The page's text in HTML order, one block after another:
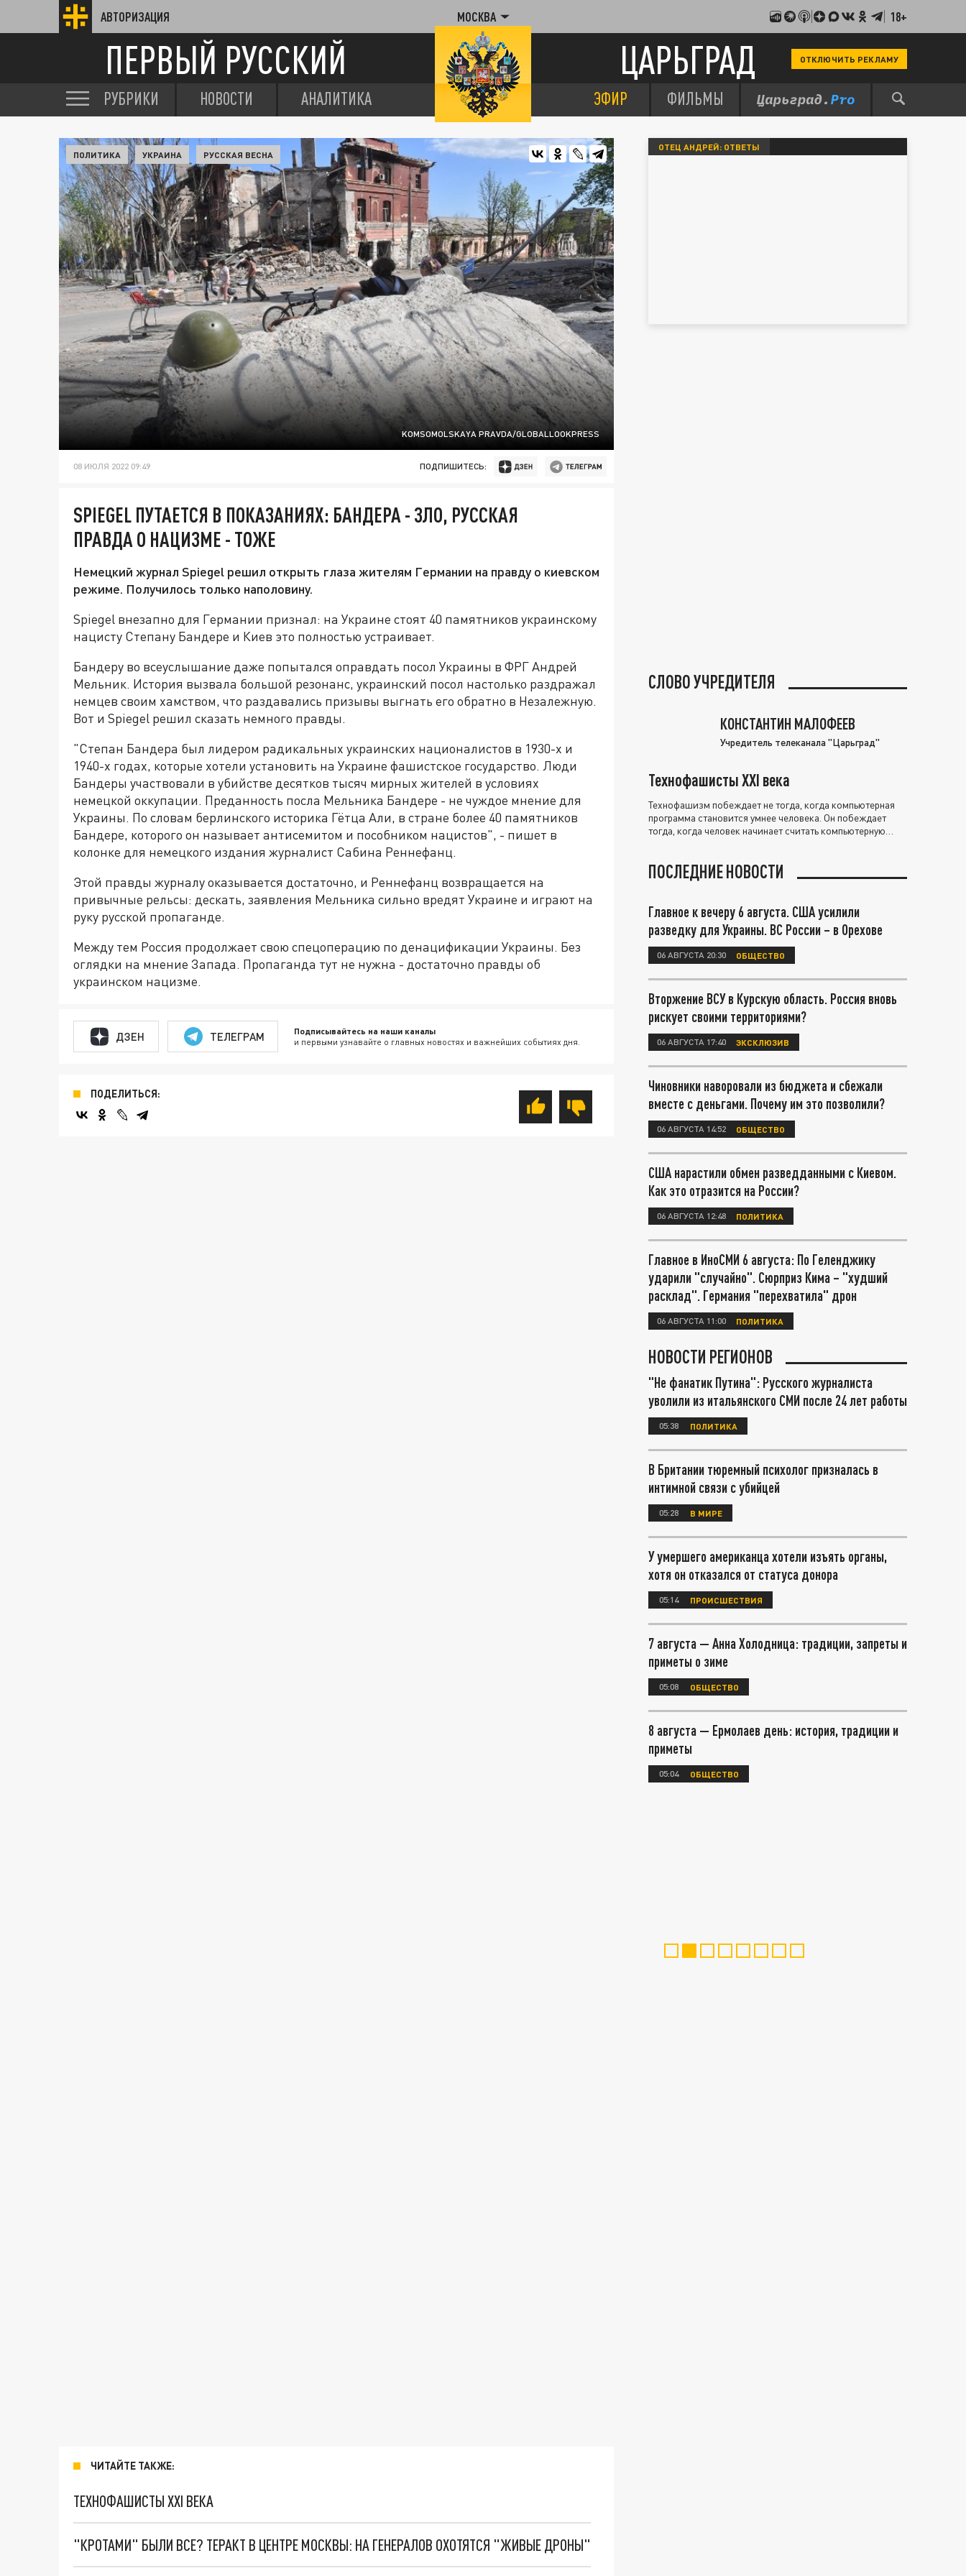
АВТОРИЗАЦИЯ МОСКВА 18+
ПЕРВЫЙ РУССКИЙ ЦАРЬГРАД ОТКЛЮЧИТЬ РЕКЛАМУ
РУБРИКИ НОВОСТИ АНАЛИТИКА ЭФИР ФИЛЬМЫ
KOMSOMOLSKAYA PRAVDA/GLOBALLOOKPRESS
ПОЛИТИКА УКРАИНА РУССКАЯ ВЕСНА
08 ИЮЛЯ 2022 09:49 ПОДПИШИТЕСЬ:
SPIEGEL ПУТАЕТСЯ В ПОКАЗАНИЯХ: БАНДЕРА - ЗЛО, РУССКАЯ
ПРАВДА О НАЦИЗМЕ - ТОЖЕ
Немецкий журнал Spiegel решил открыть глаза жителям Германии на правду о киевском
режиме. Получилось только наполовину.
Spiegel внезапно для Германии признал: на Украине стоят 40 памятников украинскому
нацисту Степану Бандере и Киев это полностью устраивает.
Бандеру во всеуслышание даже попытался оправдать посол Украины в ФРГ Андрей
Мельник. История вызвала большой резонанс, украинский посол настолько раздражал
немцев своим хамством, что раздавались призывы выгнать его обратно в Незалежную.
Вот и Spiegel решил сказать немного правды.
"Степан Бандера был лидером радикальных украинских националистов в 1930-х и
1940-х годах, которые хотели установить на Украине фашистское государство. Люди
Бандеры участвовали в убийстве десятков тысяч мирных жителей в условиях
немецкой оккупации. Преданность посла Мельника Бандере - не чуждое мнение для
Украины. По словам берлинского историка Гётца Али, в стране более 40 памятников
Бандере, которого он называет антисемитом и пособником нацистов", - пишет в
колонке для немецкого издания журналист Сабина Реннефанц.
Этой правды журналу оказывается достаточно, и Реннефанц возвращается на
привычные рельсы: дескать, заявления Мельника сильно вредят Украине и играют на
руку русской пропаганде.
Между тем Россия продолжает свою спецоперацию по денацификации Украины. Без
оглядки на мнение Запада. Пропаганда тут не нужна - достаточно правды об
украинском нацизме.
ДЗЕН ТЕЛЕГРАМ Подписывайтесь на наши каналы
и первыми узнавайте о главных новостях и важнейших событиях дня.
ПОДЕЛИТЬСЯ:
ЧИТАЙТЕ ТАКЖЕ:
ТЕХНОФАШИСТЫ XXI ВЕКА
"КРОТАМИ" БЫЛИ ВСЕ? ТЕРАКТ В ЦЕНТРЕ МОСКВЫ: НА ГЕНЕРАЛОВ ОХОТЯТСЯ "ЖИВЫЕ ДРОНЫ"
ОТЕЦ АНДРЕЙ: ОТВЕТЫ
СЛОВО УЧРЕДИТЕЛЯ
КОНСТАНТИН МАЛОФЕЕВ
Учредитель телеканала "Царьград"
Технофашисты XXI века
Технофашизм побеждает не тогда, когда компьютерная
программа становится умнее человека. Он побеждает
тогда, когда человек начинает считать компьютерную
ПОСЛЕДНИЕ НОВОСТИ
Главное к вечеру 6 августа. США усилили
разведку для Украины. ВС России – в Орехове
06 АВГУСТА 20:30 ОБЩЕСТВО
Вторжение ВСУ в Курскую область. Россия вновь
рискует своими территориями?
06 АВГУСТА 17:40 ЭКСКЛЮЗИВ
Чиновники наворовали из бюджета и сбежали
вместе с деньгами. Почему им это позволили?
06 АВГУСТА 14:52 ОБЩЕСТВО
США нарастили обмен разведданными с Киевом.
Как это отразится на России?
06 АВГУСТА 12:48 ПОЛИТИКА
Главное в ИноСМИ 6 августа: По Геленджику
ударили "случайно". Сюрприз Кима – "худший
расклад". Германия "перехватила" дрон
06 АВГУСТА 11:00 ПОЛИТИКА
НОВОСТИ РЕГИОНОВ
"Не фанатик Путина": Русского журналиста
уволили из итальянского СМИ после 24 лет работы
05:38 ПОЛИТИКА
В Британии тюремный психолог призналась в
интимной связи с убийцей
05:28 В МИРЕ
У умершего американца хотели изъять органы,
хотя он отказался от статуса донора
05:14 ПРОИСШЕСТВИЯ
7 августа — Анна Холодница: традиции, запреты и
приметы о зиме
05:08 ОБЩЕСТВО
8 августа — Ермолаев день: история, традиции и
приметы
05:04 ОБЩЕСТВО